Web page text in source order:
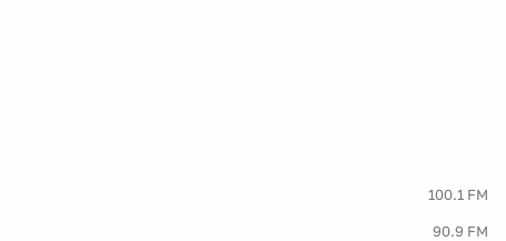
100.1 FM
90.9 FM